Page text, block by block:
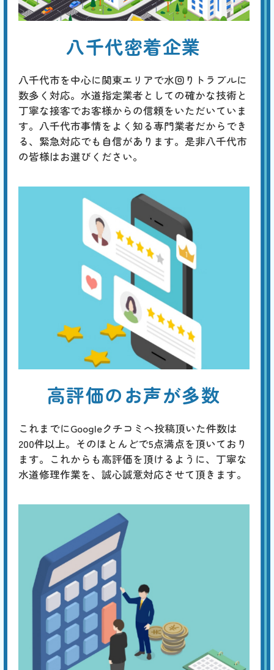
基本料
3,000円 W
EB
定
割
作業費
38,500円
部品代
0円〜
合計38,500
省エネな照明への改善など、規模や予算に応じたトータルなコーディネ
ートが行えます。
八千代密着企業
八千代市を中心に関東エリアで水回りトラブルに
数多く対応。水道指定業者としての確かな技術と
丁寧な接客でお客様からの信頼をいただいていま
す。八千代市事情をよく知る専門業者だからでき
る、緊急対応でも自信があります。是非八千代市
の皆様はお選びください。
高評価のお声が多数
これまでにGoogleクチコミへ投稿頂いた件数は
200件以上。そのほとんどで5点満点を頂いており
ます。これからも高評価を頂けるように、丁寧な
水道修理作業を、誠心誠意対応させて頂きます。